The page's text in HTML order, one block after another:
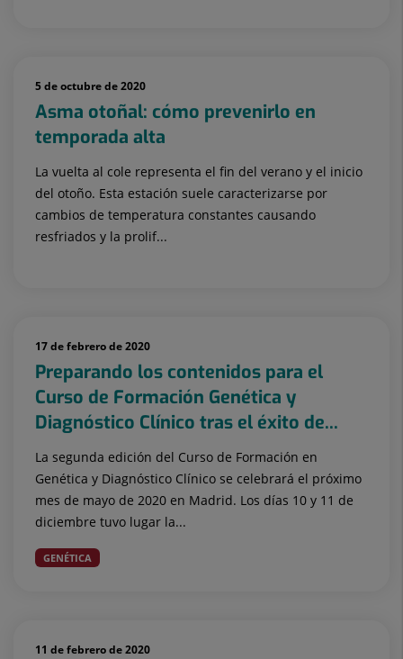
5 de octubre de 2020
Asma otoñal: cómo prevenirlo en
temporada alta
La vuelta al cole representa el fin del verano y el inicio
del otoño. Esta estación suele caracterizarse por
cambios de temperatura constantes causando
resfriados y la prolif...
17 de febrero de 2020
Preparando los contenidos para el
Curso de Formación Genética y
Diagnóstico Clínico tras el éxito de...
La segunda edición del Curso de Formación en
Genética y Diagnóstico Clínico se celebrará el próximo
mes de mayo de 2020 en Madrid. Los días 10 y 11 de
diciembre tuvo lugar la...
GENÉTICA
11 de febrero de 2020